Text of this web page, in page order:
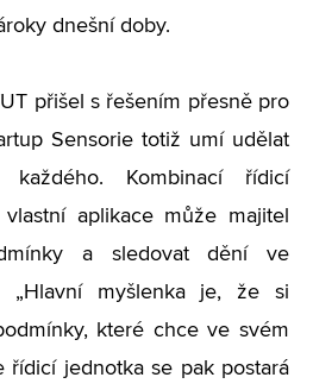
dnešní doby.
přišel s řešením přesně pro
Sensorie totiž umí udělat
Kombinací řídicí
aplikace může majitel
a sledovat dění ve
„Hlavní myšlenka je, že si
které chce ve svém
řídicí jednotka se pak postará